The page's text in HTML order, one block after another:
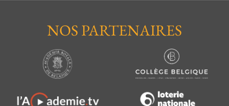
NOS PARTENAIRES